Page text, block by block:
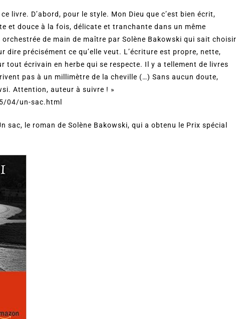
livre. D’abord, pour le style. Mon Dieu que c’est bien écrit,
et douce à la fois, délicate et tranchante dans un même
de main de maître par Solène Bakowski qui sait choisir
dire précisément ce qu’elle veut. L’écriture est propre, nette,
tout écrivain en herbe qui se respecte. Il y a tellement de livres
pas à un millimètre de la cheville (…) Sans aucun doute,
Attention, auteur à suivre ! »
04/un-sac.html
sac, le roman de Solène Bakowski, qui a obtenu le Prix spécial